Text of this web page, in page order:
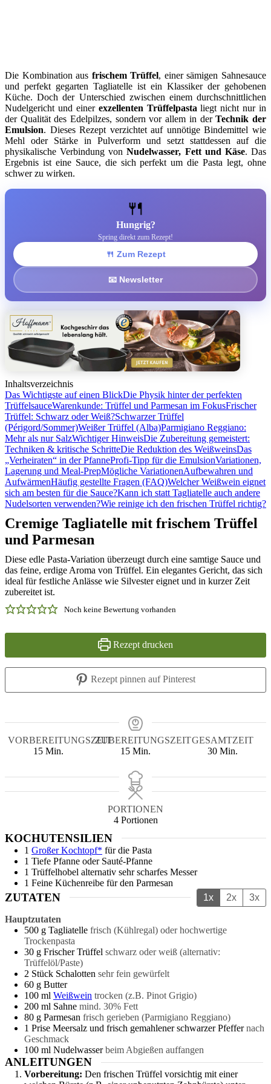
Die Kombination aus frischem Trüffel, einer sämigen Sahnesauce
und perfekt gegarten Tagliatelle ist ein Klassiker der gehobenen
Küche. Doch der Unterschied zwischen einem durchschnittlichen
Nudelgericht und einer exzellenten Trüffelpastaliegt nicht nur in
der Qualität des Edelpilzes, sondern vor allem in derTechnik der
Emulsion. Dieses Rezept verzichtet auf unnötige Bindemittel wie
Mehl oder Stärke in Pulverform und setzt stattdessen auf die
physikalische Verbindung vonNudelwasser, Fett und Käse. Das
Ergebnis ist eine Sauce, die sich perfekt um die Pasta legt, ohne
schwer zu wirken.
🍴
Hungrig?
Spring direkt zum Rezept!
🍴 Zum Rezept
📧 Newsletter
Inhaltsverzeichnis
Das Wichtigste auf einen BlickDie Physik hinter der perfekten
TrüffelsauceWarenkunde: Trüffel und Parmesan im FokusFrischer
Trüffel: Schwarz oder Weiß?Schwarzer Trüffel
(Périgord/Sommer)Weißer Trüffel (Alba)Parmigiano Reggiano:
Mehr als nur SalzWichtiger HinweisDie Zubereitung gemeistert:
Techniken & kritische SchritteDie Reduktion des WeißweinsDas
„Verheiraten“ in der PfanneProfi-Tipp für die EmulsionVariationen,
Lagerung und Meal-PrepMögliche VariationenAufbewahren und
AufwärmenHäufig gestellte Fragen (FAQ)Welcher Weißwein eignet
sich am besten für die Sauce?Kann ich statt Tagliatelle auch andere
Nudelsorten verwenden?Wie reinige ich den frischen Trüffel richtig?
Cremige Tagliatelle mit frischem Trüffel
und Parmesan
Diese edle Pasta-Variation überzeugt durch eine samtige Sauce und
das feine, erdige Aroma von Trüffel. Ein elegantes Gericht, das sich
ideal für festliche Anlässe wie Silvester eignet und in kurzer Zeit
zubereitet ist.
Noch keine Bewertung vorhanden
Rezept drucken
Rezept pinnen auf Pinterest
VORBEREITUNGSZEIT
15Minuten
Min.
ZUBEREITUNGSZEIT
15Minuten
Min.
GESAMTZEIT
30Minuten
Min.
PORTIONEN
4 Portionen
KOCHUTENSILIEN
1 Großer Kochtopf* für die Pasta
1 Tiefe Pfanne oder Sauté-Pfanne
1 Trüffelhobel alternativ sehr scharfes Messer
1 Feine Küchenreibe für den Parmesan
ZUTATEN 1x 2x 3x
Hauptzutaten
500 g Tagliatelle frisch (Kühlregal) oder hochwertige
Trockenpasta
30 g Frischer Trüffel schwarz oder weiß (alternativ:
Trüffelöl/Paste)
2 Stück Schalotten sehr fein gewürfelt
60 g Butter
100 ml Weißwein trocken (z.B. Pinot Grigio)
200 ml Sahne mind. 30% Fett
80 g Parmesan frisch gerieben (Parmigiano Reggiano)
1 Prise Meersalz und frisch gemahlener schwarzer Pfeffer nach
Geschmack
100 ml Nudelwasser beim Abgießen auffangen
ANLEITUNGEN
Vorbereitung: Den frischen Trüffel vorsichtig mit einer